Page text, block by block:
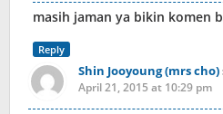
masih jaman ya bikin komen
Reply
Shin Jooyoung (mrs cho)
April 21, 2015 at 10:29 pm